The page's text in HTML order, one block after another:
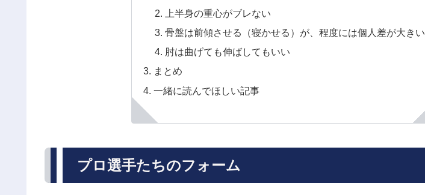
上半身の重心がブレない
骨盤は前傾させる（寝かせる）が、程度には個人差が大きい
肘は曲げても伸ばしてもいい
まとめ
一緒に読んでほしい記事
プロ選手たちのフォーム